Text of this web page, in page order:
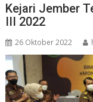
Kejari Jember
III 2022
26 Oktober 2022